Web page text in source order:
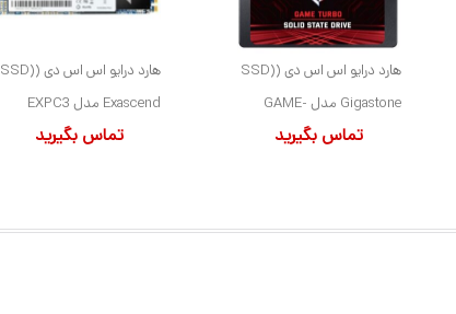
هارد درایو اس اس دی (SSD)
Gigastone مدل GAME-
TURBO ظرفیت 1 ترابایت فرمتماس بگیرید
هارد درایو اس اس دی (SSD)
Exascend مدل EXPC3
ظرفیت 1 ترابایت فرم فاکتور
تماس بگیرید